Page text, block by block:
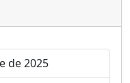
de 2025